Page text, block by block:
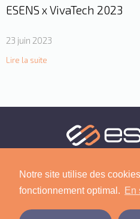
Notre site utilise des
fonctionnement optimal. En
ESENS x VivaTech 2023
23 juin 2023
Lire la suite